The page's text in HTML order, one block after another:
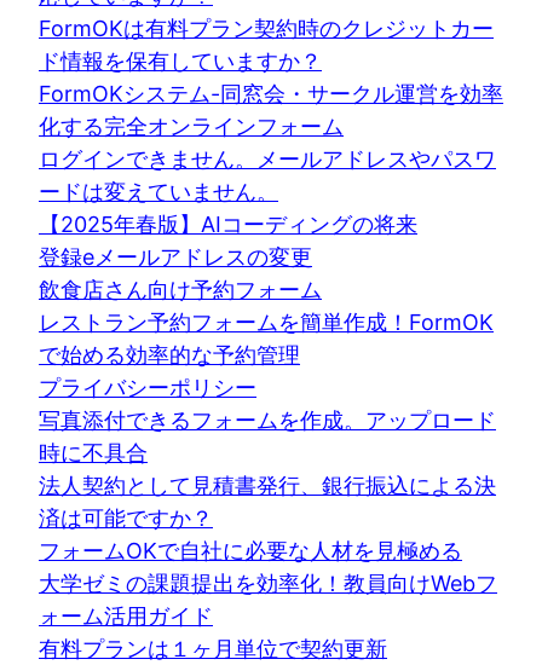
FormOKは有料プラン契約時のクレジットカー
ド情報を保有していますか？
FormOKシステム-同窓会・サークル運営を効率
化する完全オンラインフォーム
ログインできません。メールアドレスやパスワ
ードは変えていません。
【2025年春版】AIコーディングの将来
登録eメールアドレスの変更
飲食店さん向け予約フォーム
レストラン予約フォームを簡単作成！FormOK
で始める効率的な予約管理
プライバシーポリシー
写真添付できるフォームを作成。アップロード
時に不具合
法人契約として見積書発行、銀行振込による決
済は可能ですか？
フォームOKで自社に必要な人材を見極める
大学ゼミの課題提出を効率化！教員向けWebフ
ォーム活用ガイド
有料プランは１ヶ月単位で契約更新